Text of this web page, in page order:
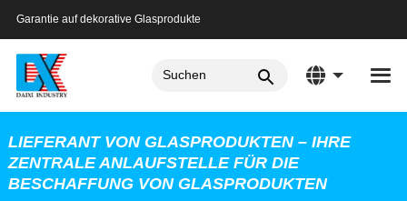
Garantie auf dekorative Glasprodukte
LIEFERANT VON GLASPRODUKTEN – IHRE
ZENTRALE ANLAUFSTELLE FÜR DIE
BESCHAFFUNG VON GLASPRODUKTEN